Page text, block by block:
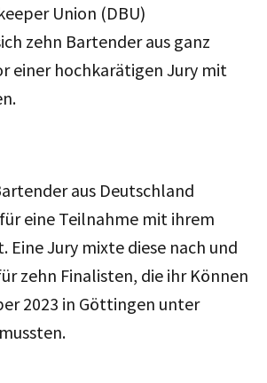
Union (DBU)
zehn Bartender aus ganz
einer hochkarätigen Jury mit
aus Deutschland
eine Teilnahme mit ihrem
Eine Jury mixte diese nach und
zehn Finalisten, die ihr Können
2023 in Göttingen unter